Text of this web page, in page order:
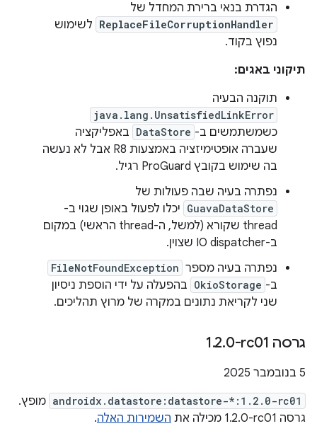
הגדרת בנאי ברירת המחדל של
ReplaceFileCorruptionHandler לשימוש
נפוץ בקוד.
תיקוני באגים:
תוקנה הבעיה
java.lang.UnsatisfiedLinkError
כשמשתמשים ב- DataStore באפליקציה
שעברה אופטימיזציה באמצעות R8 אבל לא נעשה
בה שימוש בקובץ ProGuard רגיל.
נפתרה בעיה שבה פעולות של
GuavaDataStore יכלו לפעול באופן שגוי ב-
thread שקורא (למשל, ה-thread הראשי) במקום
ב-IO dispatcher שצוין.
נפתרה בעיה מספר FileNotFoundException
ב- OkioStorage בהפעלה על ידי הוספת ניסיון
שני לקריאת נתונים במקרה של מרוץ תהליכים.
גרסה ‎1 .2.0-rc01
‫5 בנובמבר 2025
androidx.datastore:datastore-*:1.2.0-rc01 מופץ.
גרסה ‎1.2.0-rc01 מכילה את
השמירות האלה.